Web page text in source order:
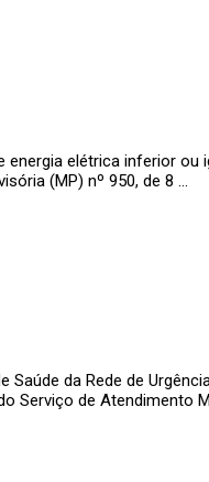
elétrica inferior ou
(MP) nº 950, de 8 …
da Rede de
Serviço de Atendimento